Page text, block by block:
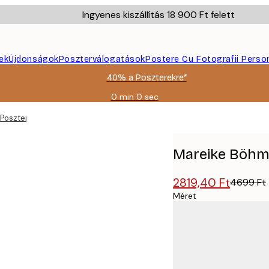
Ingyenes kiszállítás 18 900 Ft felett
ÚjdonságokPoszterválogatásokPostere Cu Fotografii
40% a Poszterekre*
0 min 0 sec
Érvényes:
Mareike
2819,40 Ft4699 Ft
Méret